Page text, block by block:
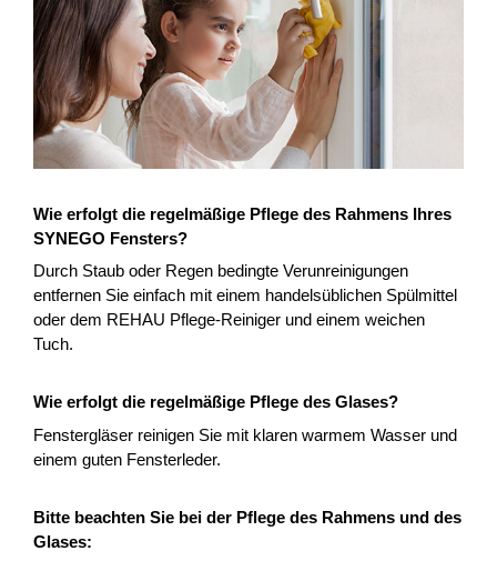
Wie erfolgt die regelmäßige Pflege des Rahmens Ihres
SYNEGO Fensters?
Durch Staub oder Regen bedingte Verunreinigungen
entfernen Sie einfach mit einem handelsüblichen Spülmittel
oder dem REHAU Pflege-Reiniger und einem weichen
Tuch.
Wie erfolgt die regelmäßige Pflege des Glases?
Fenstergläser reinigen Sie mit klaren warmem Wasser und
einem guten Fensterleder.
Bitte beachten Sie bei der Pflege des Rahmens und des
Glases: